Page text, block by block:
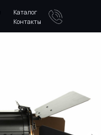
Каталог
Контакты